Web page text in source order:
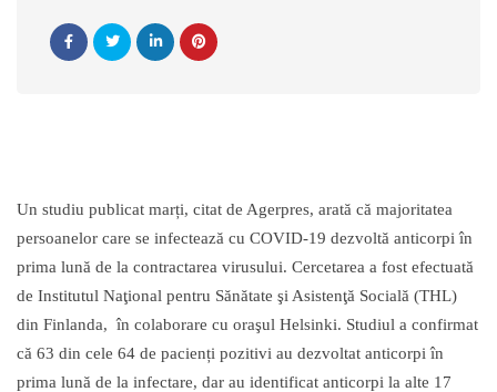
Un studiu publicat marți, citat de Agerpres, arată că majoritatea
persoanelor care se infectează cu COVID-19 dezvoltă anticorpi în
prima lună de la contractarea virusului. Cercetarea a fost efectuată
de Institutul Naţional pentru Sănătate şi Asistenţă Socială (THL)
din Finlanda, în colaborare cu oraşul Helsinki. Studiul a confirmat
că 63 din cele 64 de pacienți pozitivi au dezvoltat anticorpi în
prima lună de la infectare, dar au identificat anticorpi la alte 17